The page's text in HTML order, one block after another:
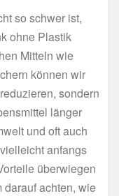
so schwer ist,
ohne Plastik
Mitteln wie
können wir
sondern
länger
und oft auch
anfangs
überwiegen
achten, wie